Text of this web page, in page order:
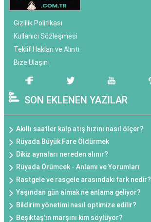
Gizlilik Politikası
Kullanıcı Sözleşmesi
Teklif Hakları ve Alıntı
Bize Ulaşın
SON EKLENEN YAZILAR
Akıllı saatler kalp atış hızını nasıl ölçer?
Rüyada Büyük Fare Öldürmek
Dikiz aynaları nereden alınır?
Rüyada Örümcek - Anlamı ve Yorumları
Rastgele ve rasgele arasındaki fark nedir?
Yaşından gün almak ne anlama geliyor?
Bildirim yönetimi nasıl optimize edilir?
Beşiktaş'ın marşını kim söylüyor?